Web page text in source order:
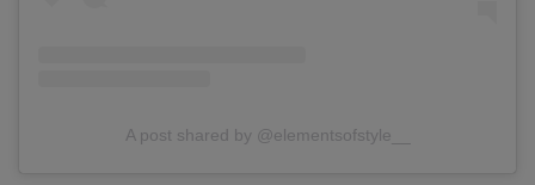
A post shared by @elementsofstyle__